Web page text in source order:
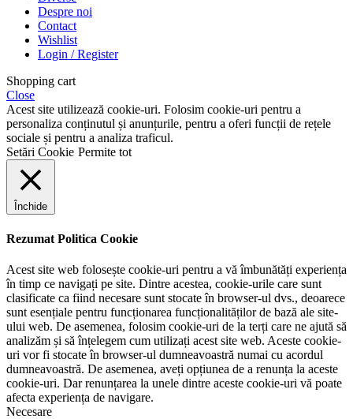
Despre noi
Contact
Wishlist
Login / Register
Shopping cart
Close
Acest site utilizează cookie-uri. Folosim cookie-uri pentru a
personaliza conținutul și anunțurile, pentru a oferi funcții de rețele
sociale și pentru a analiza traficul.
Setări Cookie Permite tot
Închide
Rezumat Politica Cookie
Acest site web folosește cookie-uri pentru a vă îmbunătăți experiența
în timp ce navigați pe site. Dintre acestea, cookie-urile care sunt
clasificate ca fiind necesare sunt stocate în browser-ul dvs., deoarece
sunt esențiale pentru funcționarea funcționalităților de bază ale site-
ului web. De asemenea, folosim cookie-uri de la terți care ne ajută să
analizăm și să înțelegem cum utilizați acest site web. Aceste cookie-
uri vor fi stocate în browser-ul dumneavoastră numai cu acordul
dumneavoastră. De asemenea, aveți opțiunea de a renunța la aceste
cookie-uri. Dar renunțarea la unele dintre aceste cookie-uri vă poate
afecta experiența de navigare.
Necesare